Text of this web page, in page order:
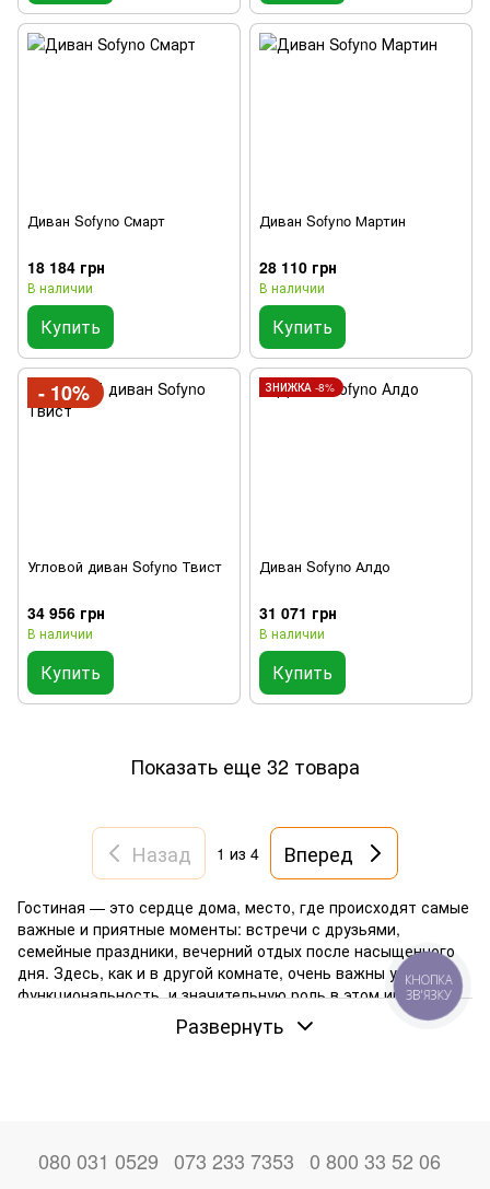
Диван Sofyno Смарт
18 184 грн
В наличии
Купить
Диван Sofyno Мартин
28 110 грн
В наличии
Купить
- 10%
Угловой диван Sofyno Твист
34 956 грн
В наличии
Купить
ЗНИЖКА -8%
Диван Sofyno Алдо
31 071 грн
В наличии
Купить
Показать еще 32 товара
Назад 1 из 4 Вперед
Гостиная — это сердце дома, место, где происходят самые
важные и приятные моменты: встречи с друзьями,
семейные праздники, вечерний отдых после насыщенного
дня. Здесь, как и в другой комнате, очень важны уют и
функциональность, и значительную роль в этом играет
правильно подобранная мебель для отдыха. В нашем
ассортименте представлены функциональные и
Развернуть
080 031 0529 073 233 7353 0 800 33 52 06
КНОПКА
ЗВ'ЯЗКУ